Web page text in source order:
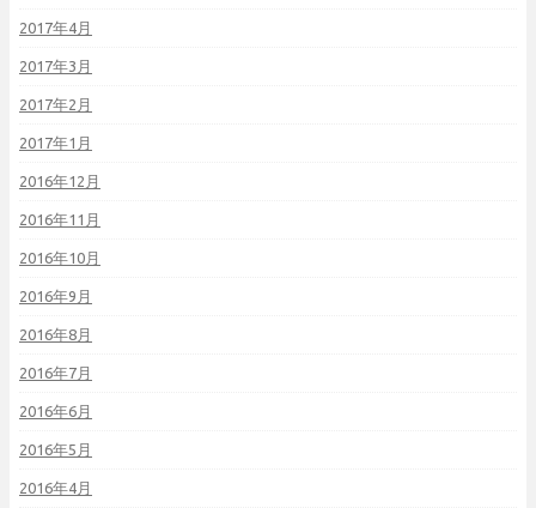
2017年4月
2017年3月
2017年2月
2017年1月
2016年12月
2016年11月
2016年10月
2016年9月
2016年8月
2016年7月
2016年6月
2016年5月
2016年4月